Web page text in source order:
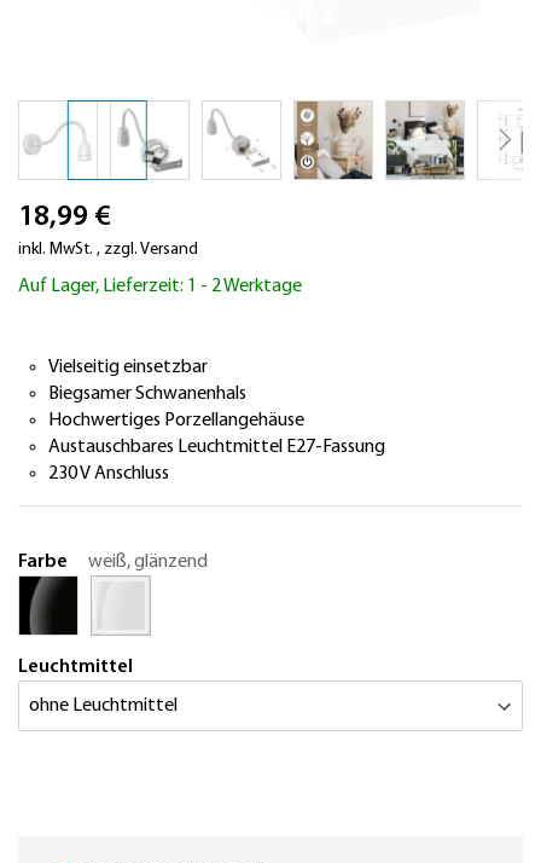
Anfang
der
springen
18,99 €
inkl. MwSt. , zzgl. Versand
Auf Lager, Lieferzeit: 1 - 2 Werktage
Vielseitig einsetzbar
Biegsamer Schwanenhals
Hochwertiges Porzellangehäuse
Austauschbares Leuchtmittel E27-Fassung
230 V Anschluss
Farbe weiß, glänzend
Leuchtmittel